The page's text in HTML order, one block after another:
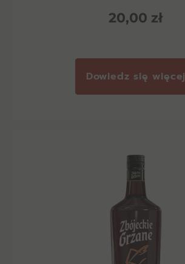
20,00 zł
Dowiedz się więcej